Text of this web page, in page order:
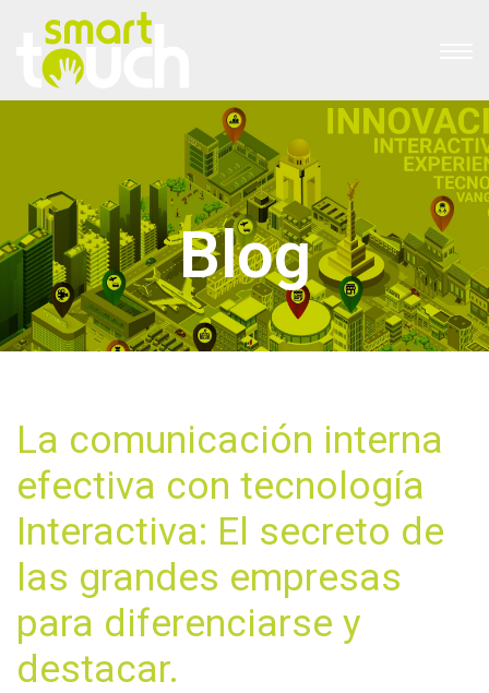
Blog
La comunicación interna
efectiva con tecnología
Interactiva: El secreto de
las grandes empresas
para diferenciarse y
destacar.